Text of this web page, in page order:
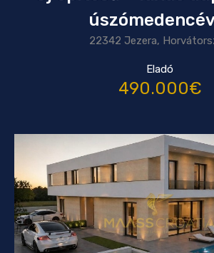
22342 Jezera,
Eladó
490.000€